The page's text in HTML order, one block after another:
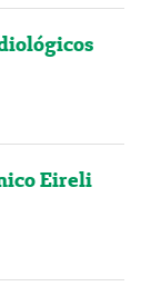
Eireli